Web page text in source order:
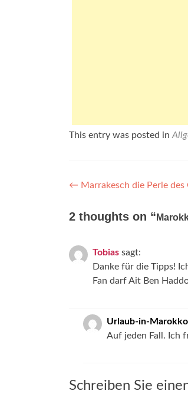
This entry was posted in
← Marrakesch die Perle
2 thoughts on “
Tobias sagt:
Danke für die Tipps!
Fan darf Ait Ben
Urlaub-in-Marokko
Auf jeden Fall. Ich
Schreiben Sie